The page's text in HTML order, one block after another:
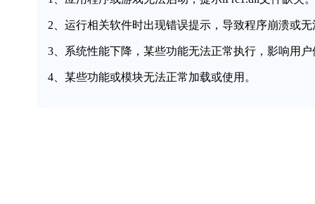
2、运行相关软件时出现错误提示，导致程序崩溃或无
3、系统性能下降，某些功能无法正常执行，影响用户
4、某些功能或模块无法正常加载或使用。